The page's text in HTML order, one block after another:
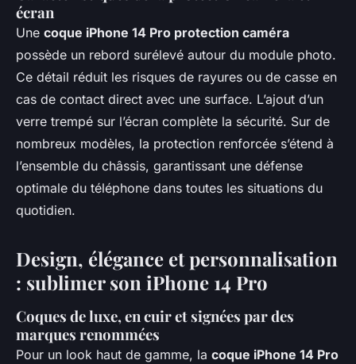
écran
Une coque iPhone 14 Pro protection caméra
possède un rebord surélevé autour du module photo.
Ce détail réduit les risques de rayures ou de casse en
cas de contact direct avec une surface. L’ajout d’un
verre trempé sur l’écran complète la sécurité. Sur de
nombreux modèles, la protection renforcée s’étend à
l’ensemble du châssis, garantissant une défense
optimale du téléphone dans toutes les situations du
quotidien.
Design, élégance et personnalisation
: sublimer son iPhone 14 Pro
Coques de luxe, en cuir et signées par des
marques renommées
Pour un look haut de gamme, la coque iPhone 14 Pro